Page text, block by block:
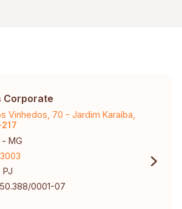
Corporate
Vinhedos, 70 - Jardim Karaíba,
MG
PJ
0001-07